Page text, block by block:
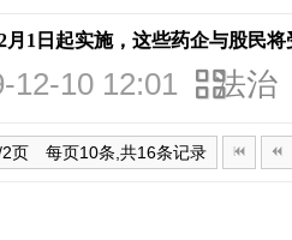
月1日起实施，这些药企与股民将
12-10 12:01 法治
2页 每页10条,共16条记录